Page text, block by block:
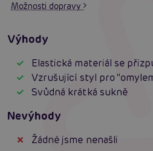
Možnosti dopravy
Výhody
Elastická materiál se
Vzrušující styl pro
Svůdná krátká sukně
Nevýhody
Žádné jsme nenašli